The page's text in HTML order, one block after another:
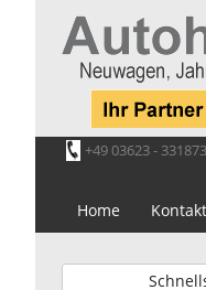
+49 03623 - 331873
Home Kontakt